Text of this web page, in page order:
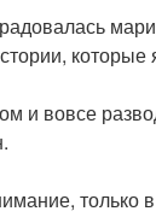
которые
и вовсе
только